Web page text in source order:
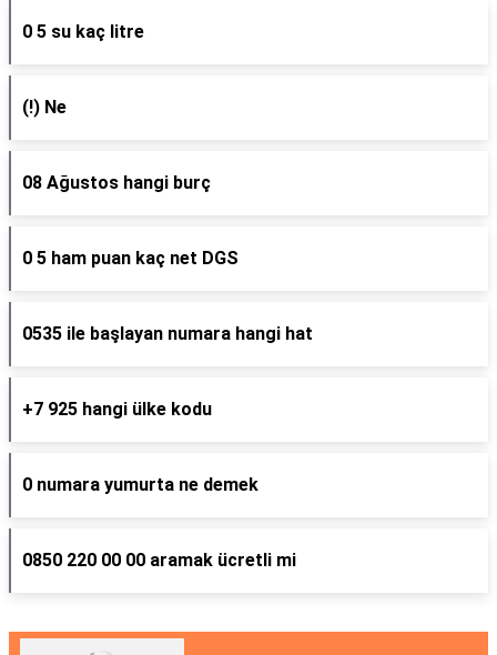
0 5 su kaç litre
(!) Ne
08 Ağustos hangi burç
0 5 ham puan kaç net DGS
0535 ile başlayan numara hangi hat
+7 925 hangi ülke kodu
0 numara yumurta ne demek
0850 220 00 00 aramak ücretli mi